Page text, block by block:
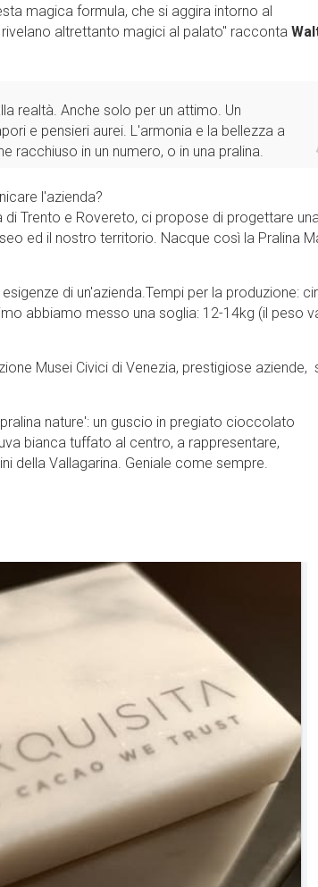
magica formula, che si aggira intorno al
altrettanto magici al palato'' racconta
realtà. Anche solo per un attimo. Un
e pensieri aurei. L'armonia e la bellezza a
racchiuso in un numero, o in una pralina.
l'azienda?
di Trento e Rovereto, ci propose di progettare
ed il nostro territorio. Nacque così la Pralina
di un'azienda.Tempi per la produzione:
abbiamo messo una soglia: 12-14kg (il peso
Musei Civici di Venezia, prestigiose aziende,
nature': un guscio in pregiato cioccolato
bianca tuffato al centro, a rappresentare,
della Vallagarina. Geniale come sempre.